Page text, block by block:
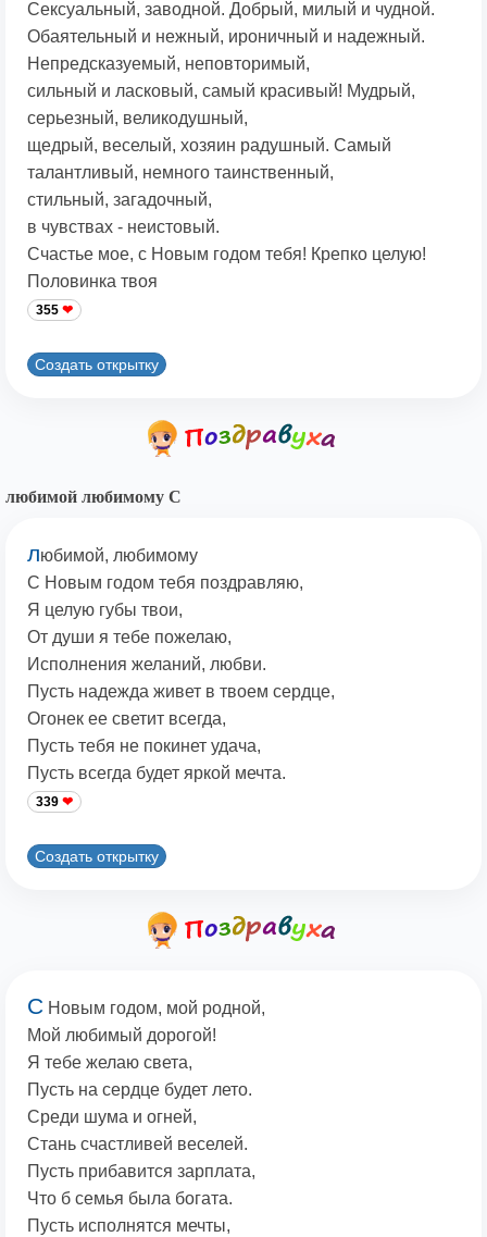
Сексуальный, заводной. Добрый, милый и чудной.
Обаятельный и нежный, ироничный и надежный.
Непредсказуемый, неповторимый,
сильный и ласковый, самый красивый! Мудрый,
серьезный, великодушный,
щедрый, веселый, хозяин радушный. Самый
талантливый, немного таинственный,
стильный, загадочный,
в чувствах - неистовый.
Счастье мое, с Новым годом тебя! Крепко целую!
Половинка твоя
355
Создать открытку
любимой любимому С
любимой, любимому
С Новым годом тебя поздравляю,
Я целую губы твои,
От души я тебе пожелаю,
Исполнения желаний, любви.
Пусть надежда живет в твоем сердце,
Огонек ее светит всегда,
Пусть тебя не покинет удача,
Пусть всегда будет яркой мечта.
339
Создать открытку
С Новым годом, мой родной,
Мой любимый дорогой!
Я тебе желаю света,
Пусть на сердце будет лето.
Среди шума и огней,
Стань счастливей веселей.
Пусть прибавится зарплата,
Что б семья была богата.
Пусть исполнятся мечты,